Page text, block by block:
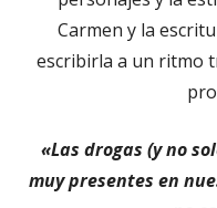
Carmen y la
escribirla a un ritmo
«Las drogas (y no
muy presentes en